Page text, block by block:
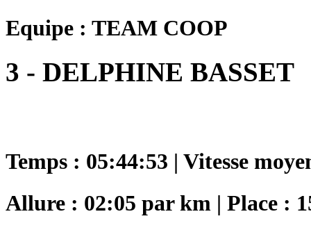
Equipe : TEAM COOP
3 - DELPHINE BASSET
Temps : 05:44:53 | Vitesse
Allure : 02:05 par km | Place :